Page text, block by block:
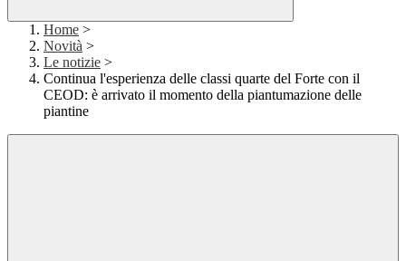
Home >
Novità >
Le notizie >
Continua l'esperienza delle classi quarte del Forte con il
CEOD: è arrivato il momento della piantumazione delle
piantine